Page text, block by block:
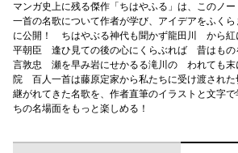
マンガ史上に残る傑作「ちはやふる」は、このノ
一首の名歌について作者が学び、アイデアをふく
に公開！ ちはやぶる神代も聞かず龍田川 から
平朝臣 逢ひ見ての後の心にくらぶれば 昔はも
言敦忠 瀬を早み岩にせかるる滝川の われても
院 百人一首は藤原定家から私たちに受け渡され
継がれてきた名歌を、作者直筆のイラストと文字
ちの名場面をもっと楽しめる！